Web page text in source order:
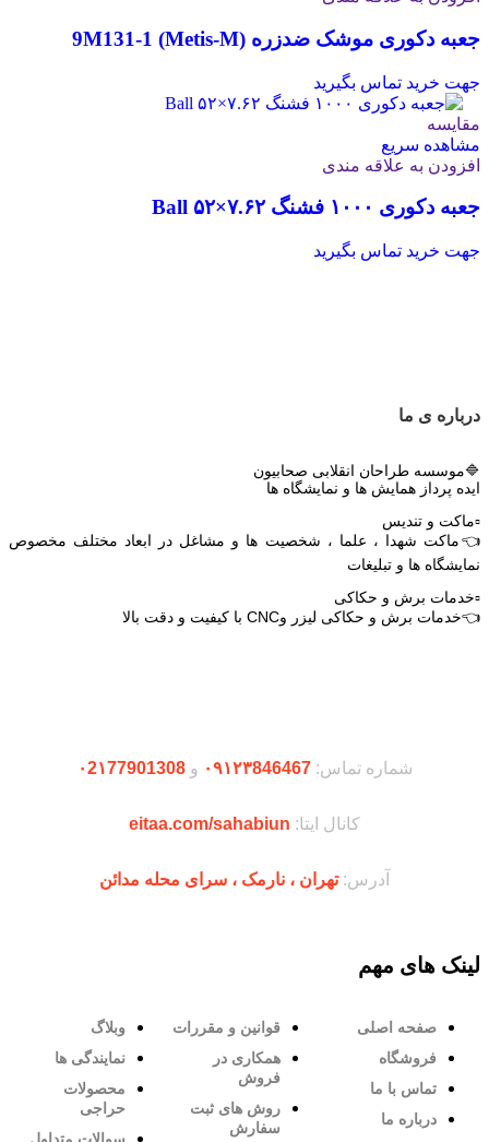
جعبه دکوری موشک ضدزره 9M131-1 (Metis-M)
جهت خرید تماس بگیرید
مقایسه
مشاهده سریع
افزودن به علاقه مندی
جعبه دکوری ۱۰۰۰ فشنگ ۷.۶۲×۵۲ Ball
جهت خرید تماس بگیرید
درباره ی ما
🔷موسسه طراحان انقلابی صحابیون
ایده پرداز همایش ها و نمایشگاه ها
▫️ماکت و تندیس
👈ماکت شهدا ، علما ، شخصیت ها و مشاغل در ابعاد مختلف مخصوص
نمایشگاه ها و تبلیغات
▫️خدمات برش و حکاکی
👈خدمات برش و حکاکی لیزر وCNC با کیفیت و دقت بالا
شماره تماس:۰۹۱۲۳846467 و۰2۱77901308
کانال ایتا: eitaa.com/sahabiun
آدرس:تهران ،‌ نارمک ، سرای محله مدائن
لینک های مهم
صفحه اصلی
فروشگاه
تماس با ما
درباره ما
قوانین و مقررات
همکاری در
فروش
روش های ثبت
سفارش
وبلاگ
نمایندگی ها
محصولات
حراجی
سوالات متداول